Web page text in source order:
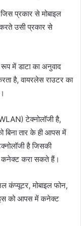
प्रकार से मोबाइल
करते उसी प्रकार से
में डाटा का अनुवाद
है, वायरलेस राउटर का
टेक्नोलॉजी है,
बिना तार के ही आपस में
है जिसकी
कनेक्ट करा सकते हैं।
कंप्यूटर, मोबाइल फोन,
को आपस में कनेक्ट